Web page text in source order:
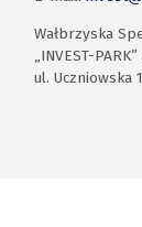
Wałbrzyska
„INVEST-
ul. Uczniowska